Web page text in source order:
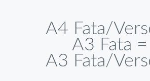
A4 Fata/
A3 Fata
A3 Fata/